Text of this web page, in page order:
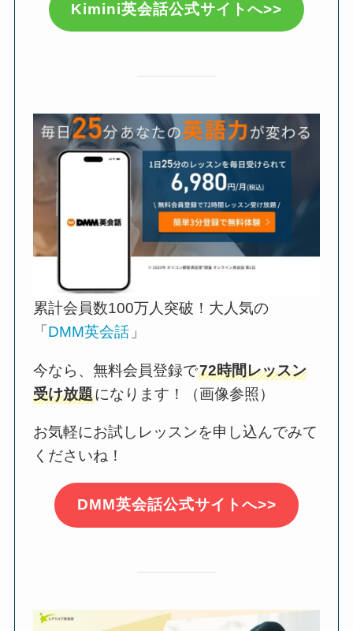
Kimini英会話公式サイトへ>>
累計会員数100万人突破！大人気の
「DMM英会話 」
今なら、無料会員登録で72時間レッスン
受け放題になります！（画像参照）
お気軽にお試しレッスンを申し込んでみて
くださいね！
DMM英会話公式サイトへ>>